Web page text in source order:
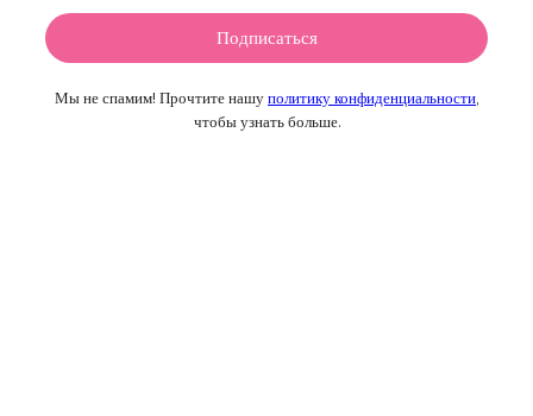
Мы не спамим! Прочтите нашу политику конфиденциальности
чтобы узнать больше.